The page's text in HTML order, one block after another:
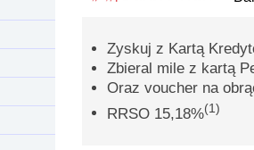
Zyskuj z Kartą
Zbieral mile z kartą
Oraz voucher na
RRSO 15,18%(1)